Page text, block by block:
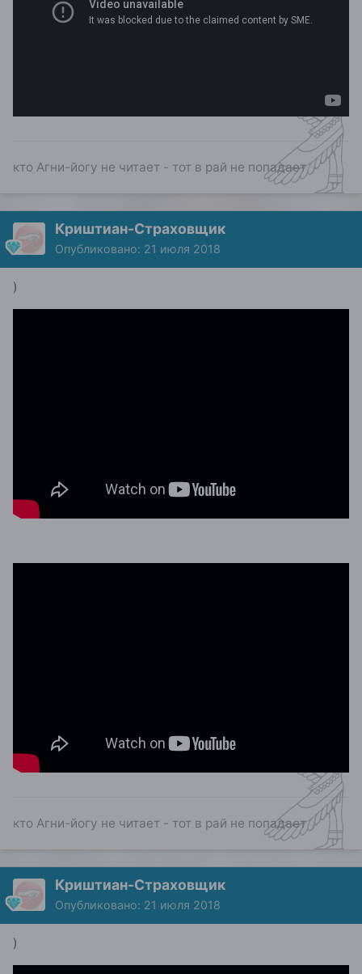
кто Агни-йогу не читает - тот в рай не попадает
Криштиан-Страховщик
Опубликовано: 21 июля 2018
)
кто Агни-йогу не читает - тот в рай не попадает
Криштиан-Страховщик
Опубликовано: 21 июля 2018
)